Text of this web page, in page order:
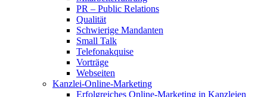
PR – Public Relations
Qualität
Schwierige Mandanten
Small Talk
Telefonakquise
Vorträge
Webseiten
Kanzlei-Online-Marketing
Erfolgreiches Online-Marketing in Kanzleien